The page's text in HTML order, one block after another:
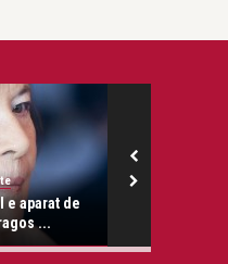
e aparat de
...